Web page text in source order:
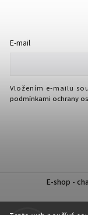
E-mail
Vložením e-mailu
podmínkami ochrany
E-shop -